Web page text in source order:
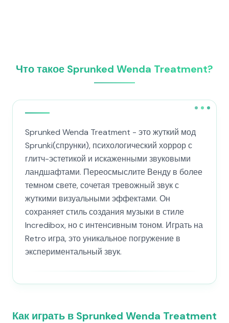
Что такое Sprunked Wenda Treatment?
Sprunked Wenda Treatment - это жуткий мод
Sprunki(спрунки), психологический хоррор с
глитч-эстетикой и искаженными звуковыми
ландшафтами. Переосмыслите Венду в более
темном свете, сочетая тревожный звук с
жуткими визуальными эффектами. Он
сохраняет стиль создания музыки в стиле
Incredibox, но с интенсивным тоном. Играть на
Retro игра, это уникальное погружение в
экспериментальный звук.
Как играть в Sprunked Wenda Treatment